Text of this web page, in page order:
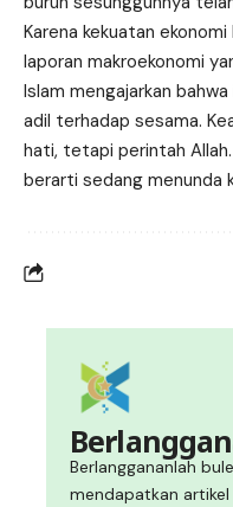
Karena kekuatan
laporan makroekonomi
Islam mengajarkan
adil terhadap sesama.
hati, tetapi perintah
berarti sedang menunda
Berlanggananlah
mendapatkan